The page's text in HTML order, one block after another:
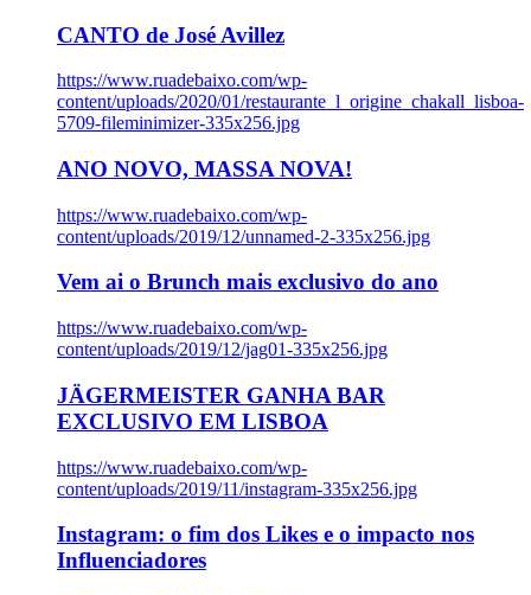
CANTO de José Avillez
https://www.ruadebaixo.com/wp-
content/uploads/2020/01/restaurante_l_origine_chakall_lisboa-
5709-fileminimizer-335x256.jpg
ANO NOVO, MASSA NOVA!
https://www.ruadebaixo.com/wp-
content/uploads/2019/12/unnamed-2-335x256.jpg
Vem ai o Brunch mais exclusivo do ano
https://www.ruadebaixo.com/wp-
content/uploads/2019/12/jag01-335x256.jpg
JÄGERMEISTER GANHA BAR
EXCLUSIVO EM LISBOA
https://www.ruadebaixo.com/wp-
content/uploads/2019/11/instagram-335x256.jpg
Instagram: o fim dos Likes e o impacto nos
Influenciadores